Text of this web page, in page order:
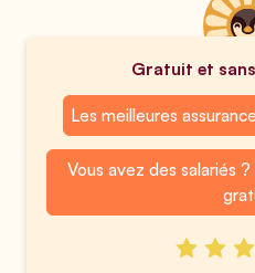
Gratuit et
Les meilleures
Vous avez des salariés